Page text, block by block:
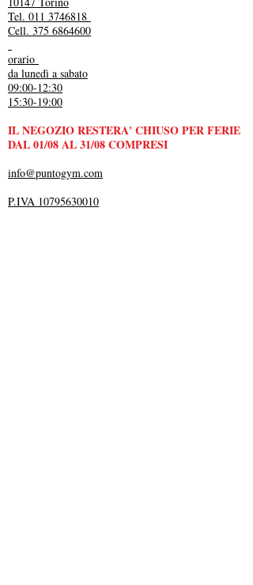
Tel. 011 3746818
Cell. 375 6864600
orario
da lunedì a sabato
09:00-12:30
15:30-19:00
IL NEGOZIO RESTERA' CHIUSO PER FERIE
DAL 01/08 AL 31/08 COMPRESI
info@puntogym.com
P.IVA 10795630010